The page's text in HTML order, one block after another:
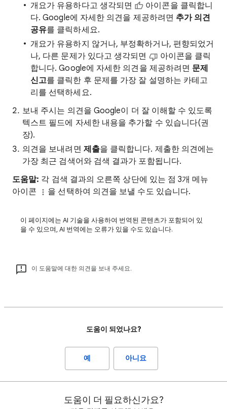
개요가 유용하다고 생각되면
아이콘을 클릭합니
다. Google에 자세한 의견을 제공하려면 추가 의견
공유를 클릭하세요.
개요가 유용하지 않거나, 부정확하거나, 편향되었거
나, 다른 문제가 있다고 생각되면
아이콘을 클릭
합니다. Google에 자세한 의견을 제공하려면 문제
신고를 클릭한 후 문제를 가장 잘 설명하는 카테고
리를 선택하세요.
보내 주시는 의견을 Google이 더 잘 이해할 수 있도록
텍스트 필드에 자세한 내용을 추가할 수 있습니다(권
장).
의견을 보내려면 제출을 클릭합니다. 제출한 의견에는
가장 최근 검색어와 검색 결과가 포함됩니다.
도움말: 각 검색 결과의 오른쪽 상단에 있는 점 3개 메뉴
아이콘
을 선택하여 의견을 보낼 수도 있습니다.
이 페이지에는 AI 기술을 사용하여 번역된 콘텐츠가 포함되어 있
을 수 있으며, AI 번역에는 오류가 있을 수도 있습니다.
이 도움말에 대한 의견을 보내 주세요.
도움이 되었나요?
예 아니요
도움이 더 필요하신가요?